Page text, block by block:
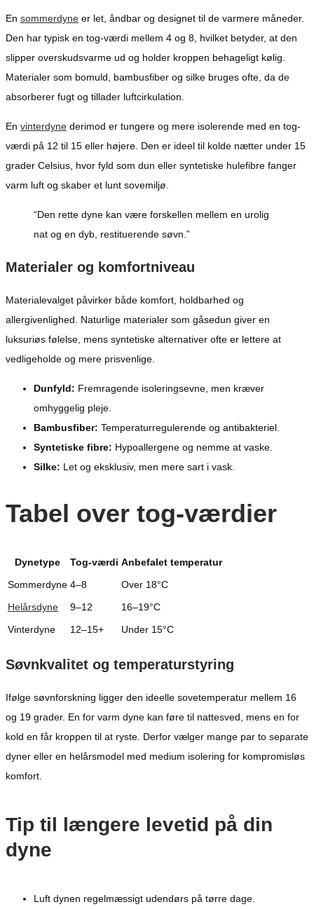
En sommerdyne er let, åndbar og designet til de varmere måneder.
Den har typisk en tog-værdi mellem 4 og 8, hvilket betyder, at den
slipper overskudsvarme ud og holder kroppen behageligt kølig.
Materialer som bomuld, bambusfiber og silke bruges ofte, da de
absorberer fugt og tillader luftcirkulation.
En vinterdyne derimod er tungere og mere isolerende med en tog-
værdi på 12 til 15 eller højere. Den er ideel til kolde nætter under 15
grader Celsius, hvor fyld som dun eller syntetiske hulefibre fanger
varm luft og skaber et lunt sovemiljø.
“Den rette dyne kan være forskellen mellem en urolig
nat og en dyb, restituerende søvn.”
Materialer og komfortniveau
Materialevalget påvirker både komfort, holdbarhed og
allergivenlighed. Naturlige materialer som gåsedun giver en
luksuriøs følelse, mens syntetiske alternativer ofte er lettere at
vedligeholde og mere prisvenlige.
Dunfyld: Fremragende isoleringsevne, men kræver
omhyggelig pleje.
Bambusfiber: Temperaturregulerende og antibakteriel.
Syntetiske fibre: Hypoallergene og nemme at vaske.
Silke: Let og eksklusiv, men mere sart i vask.
Tabel over tog-værdier
Dynetype Tog-værdi Anbefalet temperatur
Sommerdyne 4–8
Over 18°C
Helårsdyne
9–12
16–19°C
Vinterdyne
12–15+ Under 15°C
Søvnkvalitet og temperaturstyring
Ifølge søvnforskning ligger den ideelle sovetemperatur mellem 16
og 19 grader. En for varm dyne kan føre til nattesved, mens en for
kold en får kroppen til at ryste. Derfor vælger mange par to separate
dyner eller en helårsmodel med medium isolering for kompromisløs
komfort.
Tip til længere levetid på din
dyne
Luft dynen regelmæssigt udendørs på tørre dage.